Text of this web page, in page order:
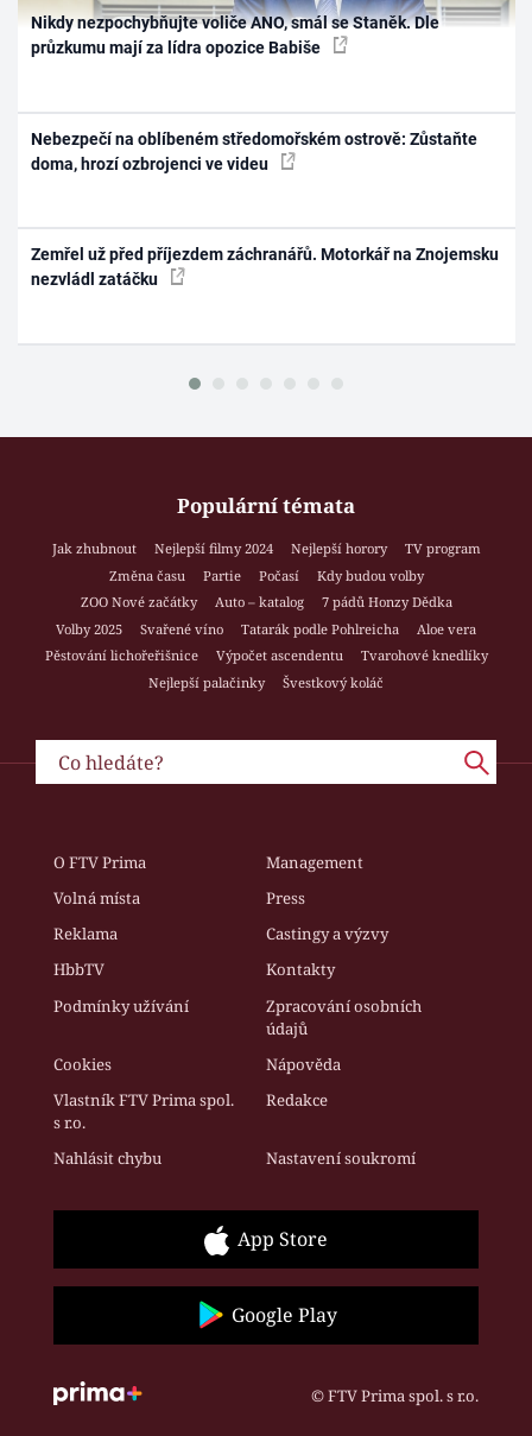
Nikdy nezpochybňujte voliče ANO, smál se Staněk. Dle
průzkumu mají za lídra opozice Babiše
Nebezpečí na oblíbeném středomořském ostrově: Zůstaňte
doma, hrozí ozbrojenci ve videu
Zemřel už před příjezdem záchranářů. Motorkář na Znojemsku
nezvládl zatáčku
Populární témata
Jak zhubnout Nejlepší filmy 2024 Nejlepší horory
TV program
Změna času
Partie Počasí
Kdy budou volby
ZOO Nové začátky
Auto – katalog
7 pádů Honzy Dědka
Volby 2025
Svařené víno Tatarák podle Pohlreicha
Aloe vera
Pěstování lichořeřišnice
Výpočet ascendentu
Tvarohové knedlíky
Nejlepší palačinky
Švestkový koláč
O FTV Prima
Management
Volná místa
Press
Reklama
Castingy a výzvy
HbbTV
Kontakty
Podmínky užívání
Zpracování osobních
údajů
Cookies
Nápověda
Vlastník FTV Prima spol.
s r.o.
Redakce
Nahlásit chybu Nastavení soukromí
App Store
Google Play
© FTV Prima spol. s r.o.